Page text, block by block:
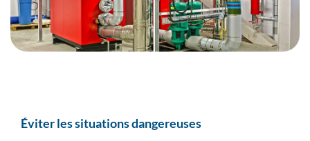
Éviter les situations dangereuses